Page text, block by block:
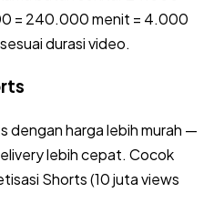
= 240.000 menit = 4.000
durasi video.
dengan harga lebih murah —
lebih cepat. Cocok
Shorts (10 juta views